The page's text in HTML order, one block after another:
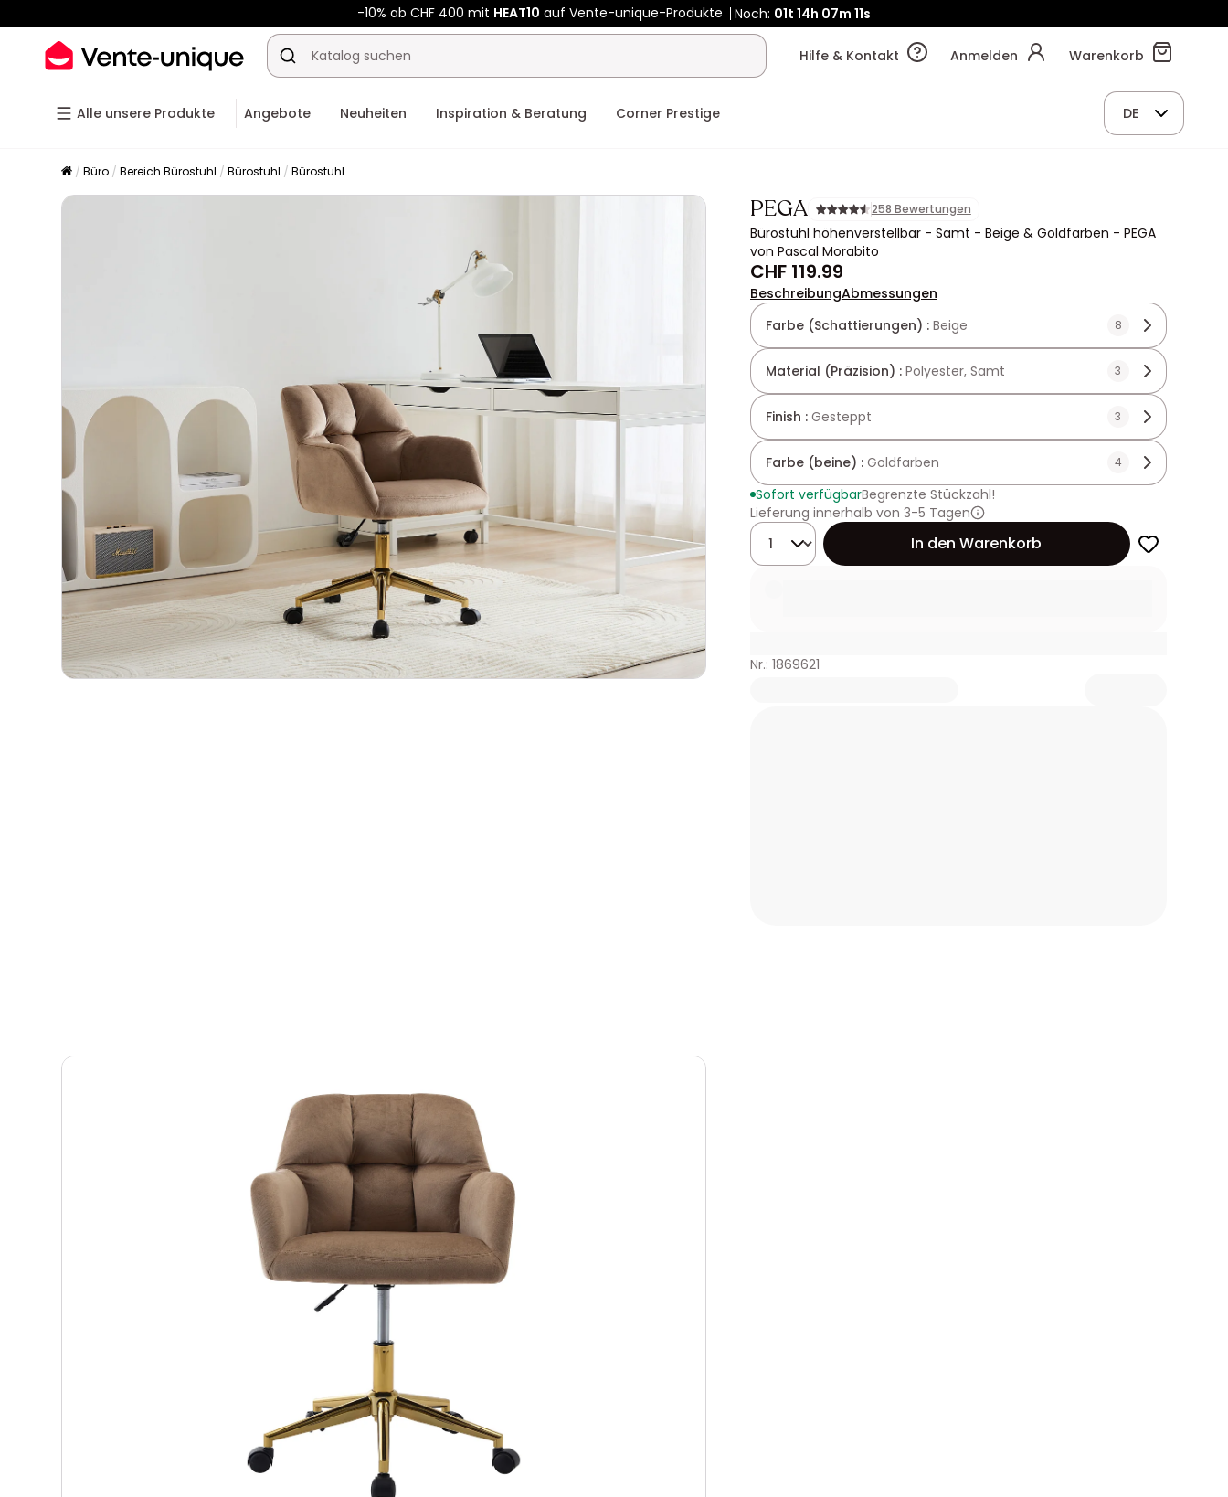
-10% ab CHF 400 mit HEAT10auf Vente-unique-Produkte Noch: 01t14h07m09s
Hilfe & Kontakt Anmelden Warenkorb
Alle unsere Produkte Angebote Neuheiten Inspiration & Beratung Corner Prestige DE
Büro Bereich Bürostuhl Bürostuhl Bürostuhl
PEGA 258 Bewertungen
Bürostuhl höhenverstellbar - Samt - Beige & Goldfarben - PEGA
von Pascal Morabito
CHF 119.99
BeschreibungAbmessungen
Farbe (Schattierungen) : Beige 8
Material (Präzision) : Polyester, Samt 3
Finish : Gesteppt 3
Farbe (beine) : Goldfarben 4
Sofort verfügbarBegrenzte Stückzahl!
Lieferung innerhalb von 3-5 Tagen
Menge
In den Warenkorb
Nr.: 1869621